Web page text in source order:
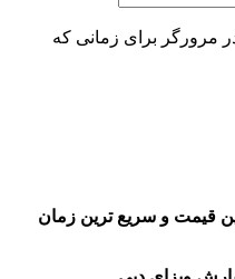
مرورگر برای زمانی که
قیمت و سریع ترین زمان